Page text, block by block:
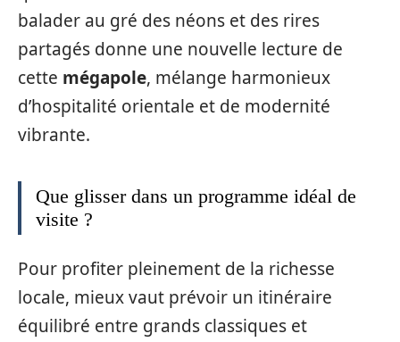
balader au gré des néons et des rires
partagés donne une nouvelle lecture de
cette mégapole, mélange harmonieux
d’hospitalité orientale et de modernité
vibrante.
Que glisser dans un programme idéal de
visite ?
Pour profiter pleinement de la richesse
locale, mieux vaut prévoir un itinéraire
équilibré entre grands classiques et